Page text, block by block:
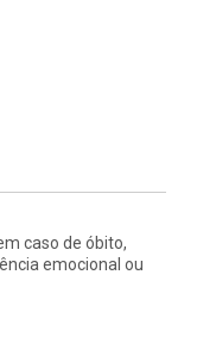
caso de óbito,
emocional ou